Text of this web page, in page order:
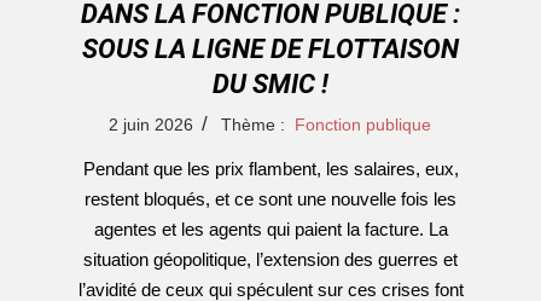
DANS LA FONCTION PUBLIQUE :
SOUS LA LIGNE DE FLOTTAISON
DU SMIC !
2026-
02
2 juin 2026 Thème : Fonction publique
Pendant que les prix flambent, les salaires, eux,
restent bloqués, et ce sont une nouvelle fois les
agentes et les agents qui paient la facture. La
situation géopolitique, l’extension des guerres et
l’avidité de ceux qui spéculent sur ces crises font